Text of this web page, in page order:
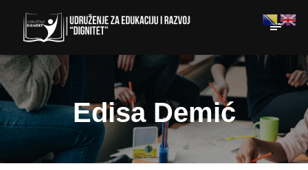
Edisa Demić